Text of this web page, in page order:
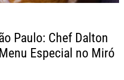
Paulo: Chef Dalton
Especial no Miró